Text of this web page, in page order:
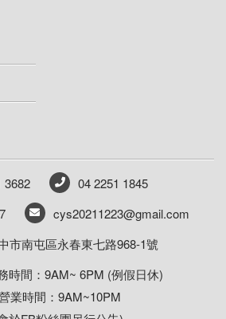
3682
04 2251 1845
cys20211223@gmail.com
市南屯區永春東七路968-1號
時間：9AM~ 6PM (例假日休)
業時間：9AM~10PM